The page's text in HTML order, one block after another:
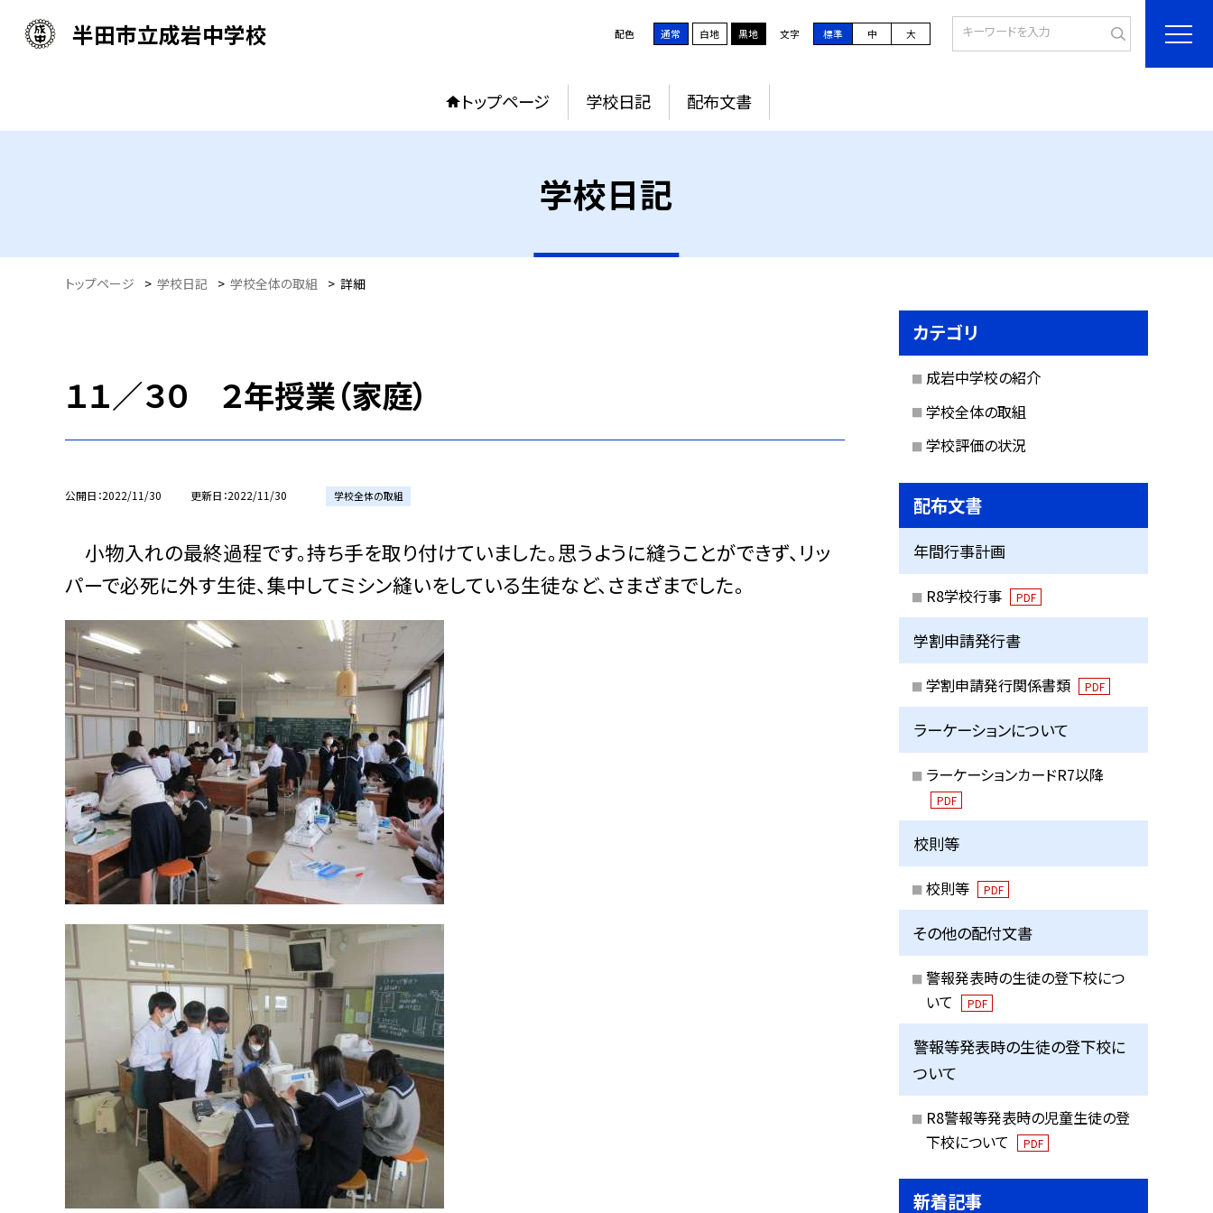
半田市立成岩中学校 配色 通常 白地 黒地 文字 標準 中 大
トップページ 学校日記 配布文書
学校日記
トップページ > 学校日記 > 学校全体の取組 > 詳細
１１／３０ ２年授業（家庭）
公開日 2022/11/30 更新日 2022/11/30 学校全体の取組
小物入れの最終過程です。持ち手を取り付けていました。思うように縫うことができず、リッ
パーで必死に外す生徒、集中してミシン縫いをしている生徒など、さまざまでした。
カテゴリ
成岩中学校の紹介
学校全体の取組
学校評価の状況
配布文書
年間行事計画
R8学校行事 PDF
学割申請発行書
学割申請発行関係書類 PDF
ラーケーションについて
ラーケーションカードR7以降
PDF
校則等
校則等 PDF
その他の配付文書
警報発表時の生徒の登下校につ
いて
PDF
警報等発表時の生徒の登下校に
ついて
R8警報等発表時の児童生徒の登
下校について
PDF
新着記事